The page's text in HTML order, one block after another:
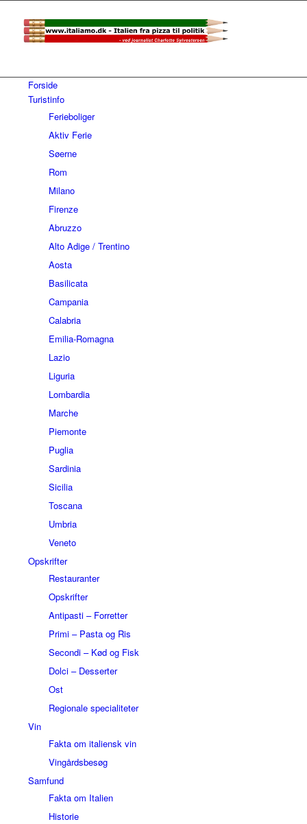
Forside
Turistinfo
Ferieboliger
Aktiv Ferie
Søerne
Rom
Milano
Firenze
Abruzzo
Alto Adige / Trentino
Aosta
Basilicata
Campania
Calabria
Emilia-Romagna
Lazio
Liguria
Lombardia
Marche
Piemonte
Puglia
Sardinia
Sicilia
Toscana
Umbria
Veneto
Opskrifter
Restauranter
Opskrifter
Antipasti – Forretter
Primi – Pasta og Ris
Secondi – Kød og Fisk
Dolci – Desserter
Ost
Regionale specialiteter
Vin
Fakta om italiensk vin
Vingårdsbesøg
Samfund
Fakta om Italien
Historie